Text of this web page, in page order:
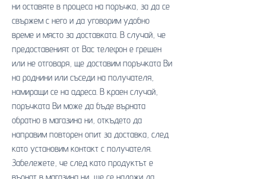
ни оставяте в процеса на поръчка, за да се
свържем с него и да уговорим удобно
време и място за доставката. В случай, че
предоставеният от Вас телефон е грешен
или не отговаря, ще доставим поръчката Ви
на роднини или съседи на получателя,
намиращи се на адреса. В краен случай,
поръчката Ви може да бъде върната
обратно в магазина ни, откъдето да
направим повторен опит за доставка, след
като установим контакт с получателя.
Забележете, че след като продуктът е